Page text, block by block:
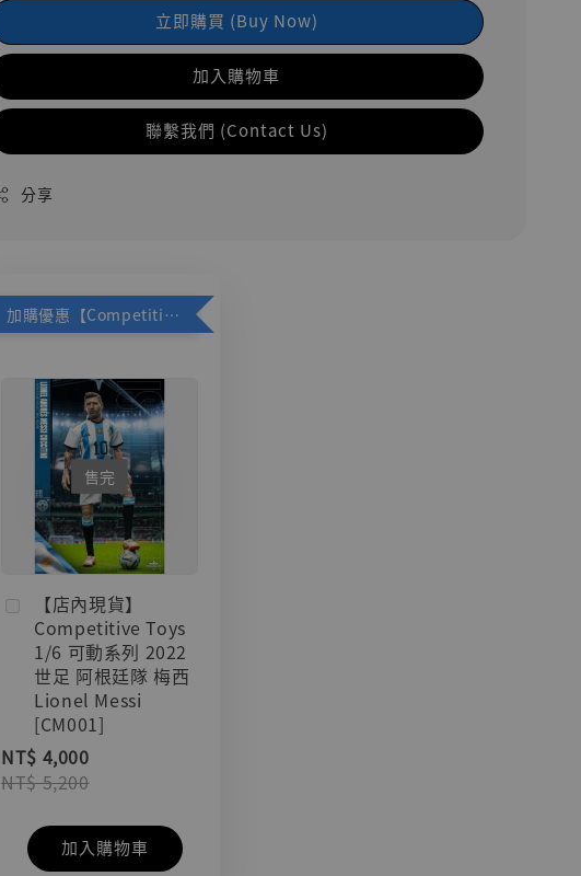
立即購買 (Buy Now)
加入購物車
聯繫我們 (Contact Us)
分享
加購優惠【Competitive Toys 梅西 [CM001]】
售完
【店內現貨】
Competitive Toys
1/6 可動系列 2022
世足 阿根廷隊 梅西
Lionel Messi
[CM001]
NT$ 4,000
NT$ 5,200
加入購物車